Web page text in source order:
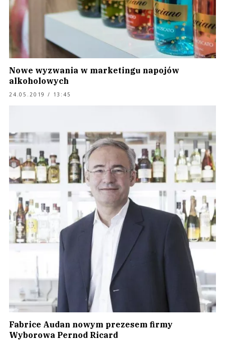
Nowe wyzwania w marketingu napojów
alkoholowych
24.05.2019 / 13:45
Fabrice Audan nowym prezesem firmy
Wyborowa Pernod Ricard